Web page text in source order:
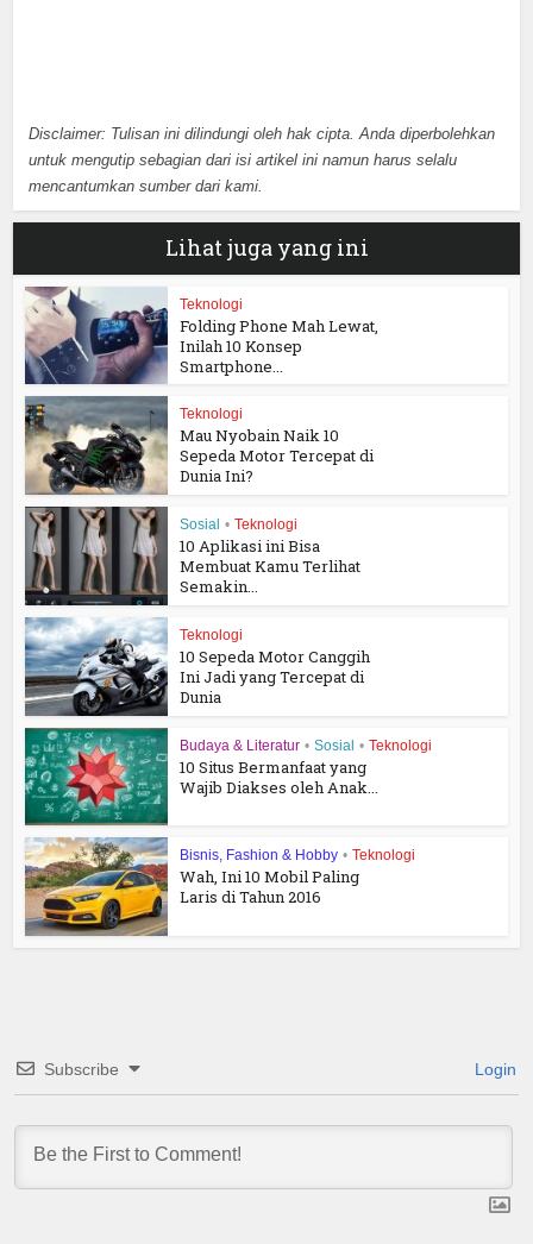
Disclaimer: Tulisan ini dilindungi oleh hak cipta. Anda diperbolehkan
untuk mengutip sebagian dari isi artikel ini namun harus selalu
mencantumkan sumber dari kami.
Lihat juga yang ini
Teknologi
Folding Phone Mah Lewat,
Inilah 10 Konsep
Smartphone...
Teknologi
Mau Nyobain Naik 10
Sepeda Motor Tercepat di
Dunia Ini?
Sosial • Teknologi
10 Aplikasi ini Bisa
Membuat Kamu Terlihat
Semakin...
Teknologi
10 Sepeda Motor Canggih
Ini Jadi yang Tercepat di
Dunia
Budaya & Literatur • Sosial • Teknologi
10 Situs Bermanfaat yang
Wajib Diakses oleh Anak...
Bisnis, Fashion & Hobby • Teknologi
Wah, Ini 10 Mobil Paling
Laris di Tahun 2016
Subscribe Login